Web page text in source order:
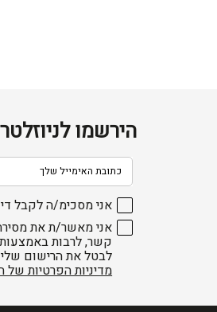
הירשמו
דוא׳׳ל
אני מסכימ/ה לקבל
אני מאשר/ת את
קשר, לרבות באמצעות
לבטל את הרישום
מדיניות הפרטיות של